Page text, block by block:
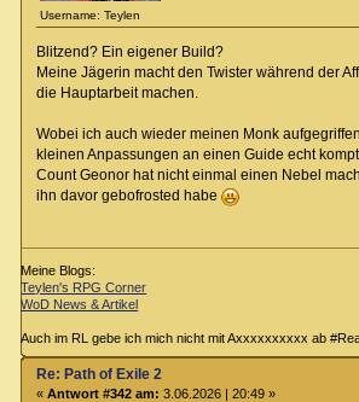
Username: Teylen
Blitzend? Ein eigener Build?
Meine Jägerin macht den Twister während der
die Hauptarbeit machen.
Wobei ich auch wieder meinen Monk
kleinen Anpassungen an einen Guide echt
Count Geonor hat nicht einmal einen Nebel
ihn davor gebofrosted habe
Meine Blogs:
Teylen's RPG Corner
WoD News & Artikel
Auch im RL gebe ich mich nicht mit Axxxxxxxxxx ab
Re: Path of Exile 2
« Antwort #342 am: 3.06.2026 | 20:49 »